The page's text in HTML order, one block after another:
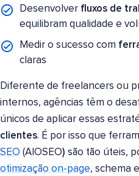
Desenvolver fluxos de
equilibram qualidade e
Medir o sucesso com
claras
Diferente de freelancers ou
internos, agências têm o
únicos de aplicar essas
clientes. É por isso que
SEO (AIOSEO) são tão úteis,
otimização on-page, schema